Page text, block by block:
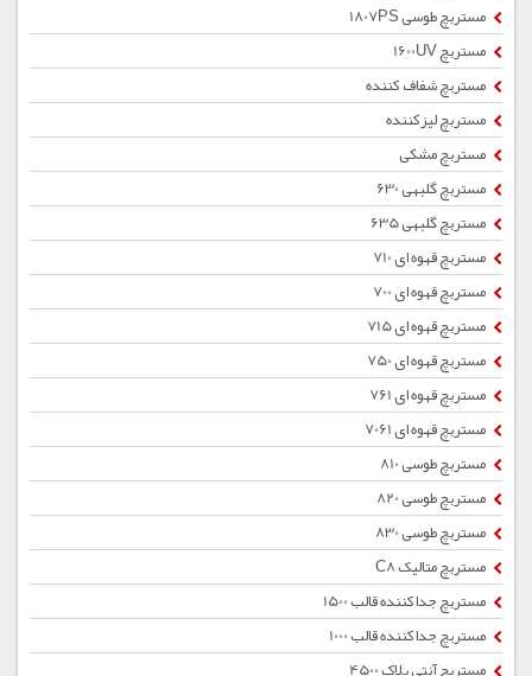
مستربچ طوسی 1807PS
مستربچ 1600UV
مستربچ شفاف کننده
مستربچ لیزکننده
مستربچ مشکی
مستربچ گلبهی 630
مستربچ گلبهی 635
مستربچ قهوه ای 710
مستربچ قهوه ای 700
مستربچ قهوه ای 715
مستربچ قهوه ای 750
مستربچ قهوه ای 761
مستربچ قهوه ای 7061
مستربچ طوسی 810
مستربچ طوسی 820
مستربچ طوسی 830
مستربچ متالیک C8
مستربچ جداکننده قالب 1500
مستربچ جداکننده قالب 1000